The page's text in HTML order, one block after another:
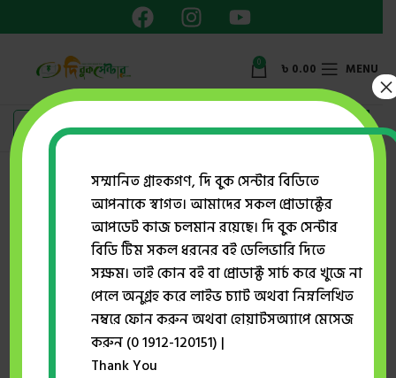
0 ৳ 0.00 MENU
Professor Abdul Aziz Mia
Sarfaraz A
Showing the single result
Show sidebar
সম্মানিত গ্রাহকগণ, দি বুক সেন্টার বিডিতে
আপনাকে স্বাগত। আমাদের সকল প্রোডাক্টের
আপডেট কাজ চলমান রয়েছে। দি বুক সেন্টার
বিডি টিম সকল ধরনের বই ডেলিভারি দিতে
সক্ষম। তাই কোন বই বা প্রোডাক্ট সার্চ করে খুজে না
পেলে অনুগ্রহ করে লাইভ চ্যাট অথবা নিম্নলিখিত
নম্বরে ফোন করুন অথবা হোয়াটসঅ্যাপে মেসেজ
করুন (0 1912-120151) |
Thank You
×